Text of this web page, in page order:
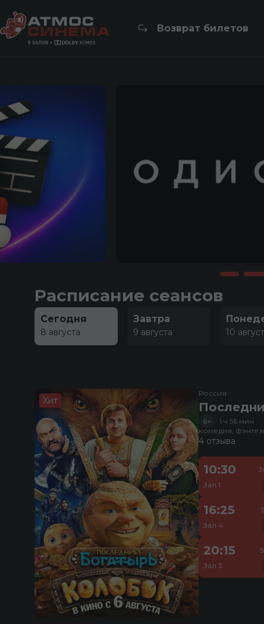
Возврат билетов
Расписание сеансов
Сегодня
8 августа
Завтра
9 августа 10
Хит
Россия
6+
1 ч 56 мин
комедия,
4 отзыва
10:30
Зал 1
16:25
Зал 4
20:15
Зал 3